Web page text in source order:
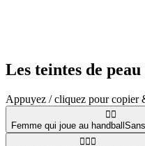
Les teintes de peau
Appuyez / cliquez pour copier
🤾‍♀️
Femme qui joue au handball
🤾🏻‍♀️